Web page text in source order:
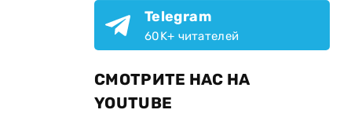
Telegram
60K+ читателей
СМОТРИТЕ НАС НА
YOUTUBE